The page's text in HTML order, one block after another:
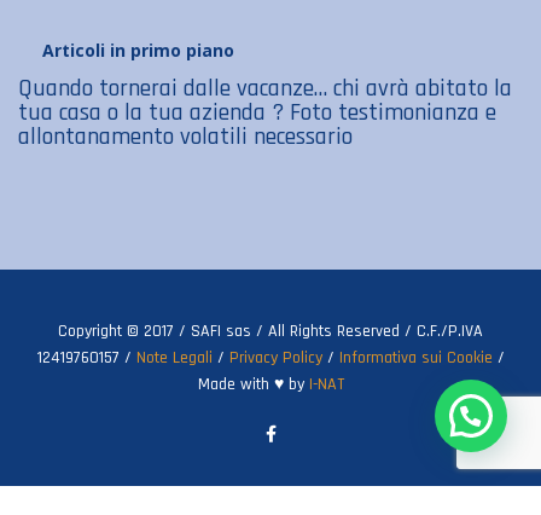
Articoli in primo piano
Quando tornerai dalle vacanze… chi avrà abitato la
tua casa o la tua azienda ? Foto testimonianza e
allontanamento volatili necessario
Copyright © 2017 / SAFI sas / All Rights Reserved / C.F./P.IVA
12419760157 / Note Legali / Privacy Policy/ Informativa sui Cookie /
Made with ♥ by I-NAT